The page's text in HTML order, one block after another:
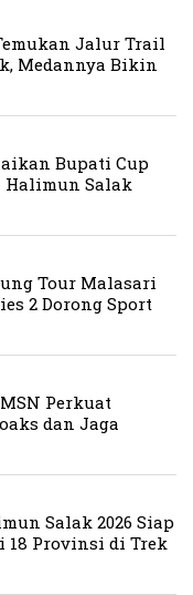
Jalur Trail
Medannya Bikin
Bupati Cup
Halimun Salak
Tour Malasari
2 Dorong Sport
Perkuat
dan Jaga
Salak 2026 Siap
18 Provinsi di Trek